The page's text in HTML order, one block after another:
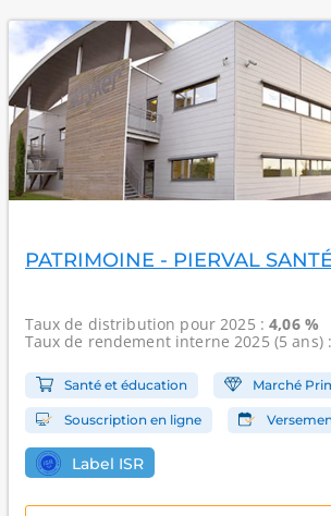
PATRIMOINE - PIERVAL SANTÉ
Taux de distribution pour 2025 :4,06 %
Taux de rendement interne2025 (5 ans)
Santé et éducation Marché
Souscription en ligne
Label ISR